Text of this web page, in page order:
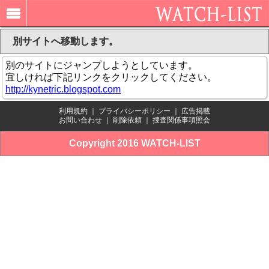
別サイトへ移動します。
別のサイトにジャンプしようとしています。
宜しければ下記リンクをクリックしてください。
http://kynetric.blogspot.com
利用規約 プライバシーポリシー
広告掲載
お問い合わせ
削除依頼 捜査関係事項照会
Copyright 2016 WATCH-LIST